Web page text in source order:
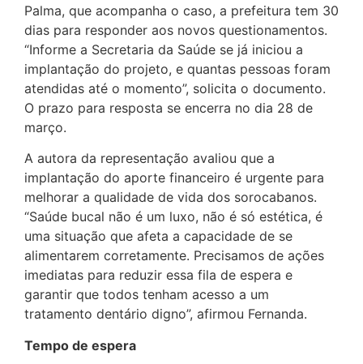
Palma, que acompanha o caso, a prefeitura tem 30
dias para responder aos novos questionamentos.
“Informe a Secretaria da Saúde se já iniciou a
implantação do projeto, e quantas pessoas foram
atendidas até o momento”, solicita o documento.
O prazo para resposta se encerra no dia 28 de
março.
A autora da representação avaliou que a
implantação do aporte financeiro é urgente para
melhorar a qualidade de vida dos sorocabanos.
“Saúde bucal não é um luxo, não é só estética, é
uma situação que afeta a capacidade de se
alimentarem corretamente. Precisamos de ações
imediatas para reduzir essa fila de espera e
garantir que todos tenham acesso a um
tratamento dentário digno”, afirmou Fernanda.
Tempo de espera